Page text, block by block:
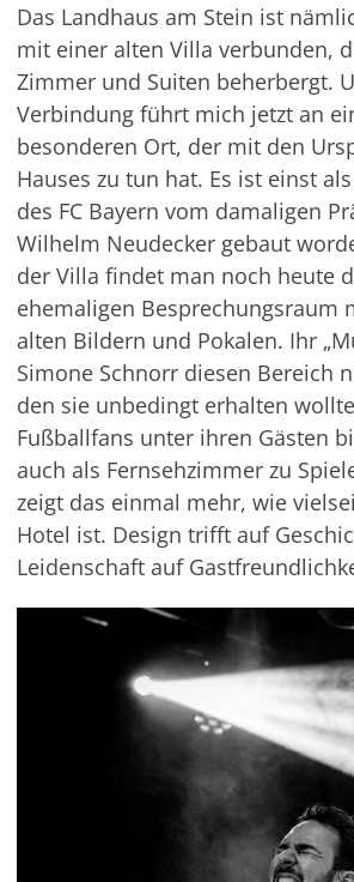
Das Landhaus am Stein ist
mit einer alten Villa verbunden,
Zimmer und Suiten beherbergt.
Verbindung führt mich jetzt an
besonderen Ort, der mit den
Hauses zu tun hat. Es ist einst
des FC Bayern vom damaligen
Wilhelm Neudeckergebaut
der Villa findet man noch heute
ehemaligen Besprechungsraum
alten Bildern und Pokalen. Ihr
Simone Schnorr diesen Bereich
den sie unbedingt erhalten
Fußballfans unter ihren Gästen
auch als Fernsehzimmer zu
zeigt das einmal mehr, wie
Hotel ist. Design trifft auf
Leidenschaft auf